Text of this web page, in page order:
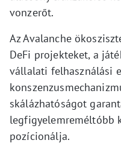
vonzerőt.
Az Avalanche
DeFi projekteket, a
vállalati felhasználási
skálázhatóságot
legfigyelemreméltóbb
pozícionálja.